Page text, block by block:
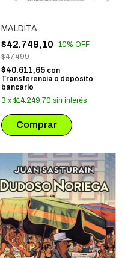
MALDITA
$42.749,10 -10% OFF
$47.499
$40.611,65 con
Transferencia o depósito
bancario
3 x $14.249,70 sin interés